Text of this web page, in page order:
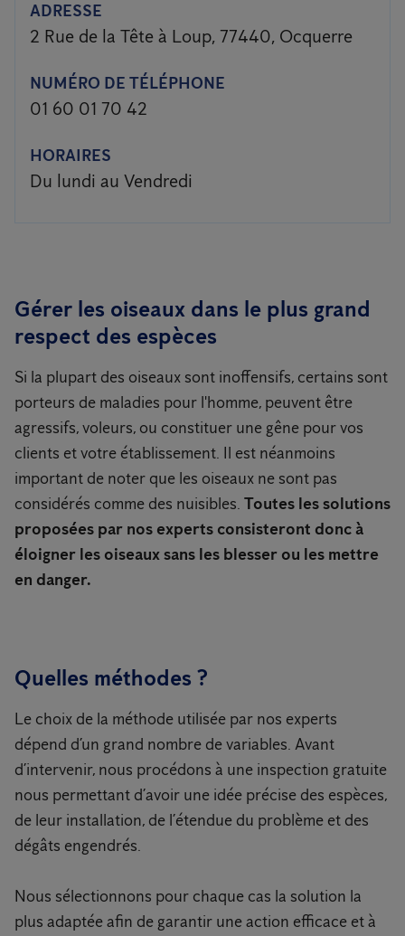
ADRESSE
2 Rue de la Tête à Loup, 77440, Ocquerre
NUMÉRO DE TÉLÉPHONE
01 60 01 70 42
HORAIRES
Du lundi au Vendredi
Gérer les oiseaux dans le plus grand
respect des espèces
Si la plupart des oiseaux sont inoffensifs, certains sont
porteurs de maladies pour l'homme, peuvent être
agressifs, voleurs, ou constituer une gêne pour vos
clients et votre établissement. Il est néanmoins
important de noter que les oiseaux ne sont pas
considérés comme des nuisibles. Toutes les solutions
proposées par nos experts consisteront donc à
éloigner les oiseaux sans les blesser ou les mettre
en danger.
Quelles méthodes ?
Le choix de la méthode utilisée par nos experts
dépend d’un grand nombre de variables. Avant
d’intervenir, nous procédons à une inspection gratuite
nous permettant d’avoir une idée précise des espèces,
de leur installation, de l’étendue du problème et des
dégâts engendrés.
Nous sélectionnons pour chaque cas la solution la
plus adaptée afin de garantir une action efficace et à